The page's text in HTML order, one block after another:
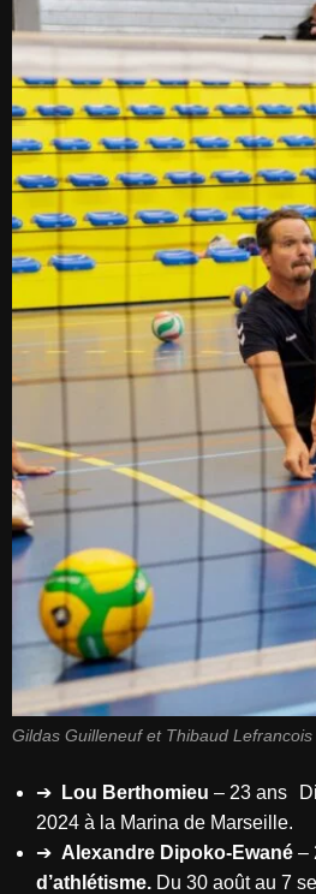
Gildas Guilleneuf et Thibaud
➔ Lou Berthomieu – 23 ans
2024 à la Marina de Marseille.
➔ Alexandre Dipoko-Ewané –
d’athlétisme. Du 30 août au 7